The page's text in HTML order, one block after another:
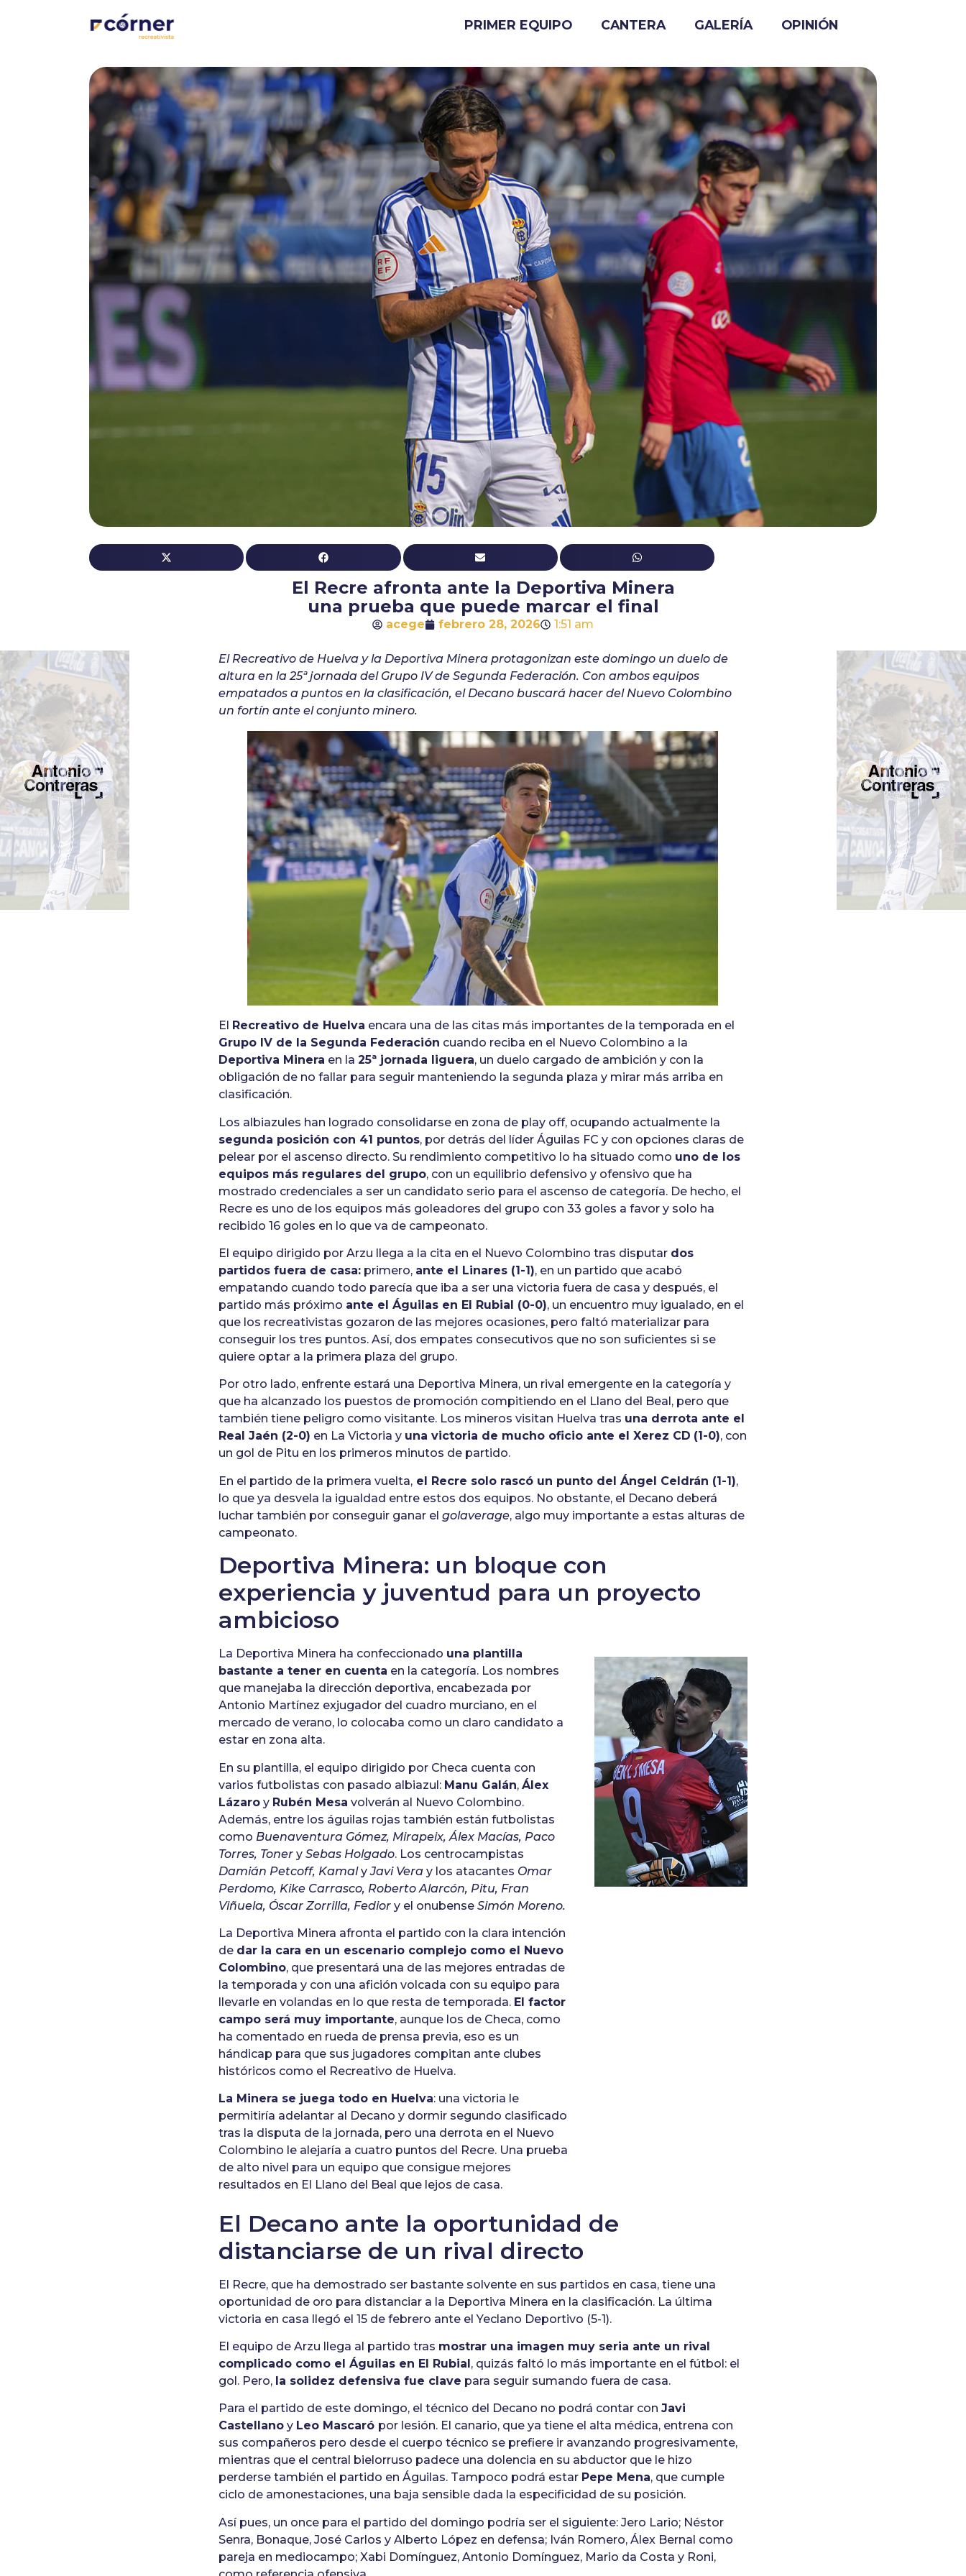
PRIMER EQUIPO CANTERA GALERÍA OPINIÓN
El Recre afronta ante la Deportiva Minera
una prueba que puede marcar el final
acege febrero 28, 2026 1:51 am
El Recreativo de Huelva y la Deportiva Minera protagonizan este domingo un duelo de
altura en la 25ª jornada del Grupo IV de Segunda Federación. Con ambos equipos
empatados a puntos en la clasificación, el Decano buscará hacer del Nuevo Colombino
un fortín ante el conjunto minero.
El Recreativo de Huelva encara una de las citas más importantes de la temporada en el
Grupo IV de la Segunda Federación cuando reciba en el Nuevo Colombino a la
Deportiva Minera en la25ª jornada liguera, un duelo cargado de ambición y con la
obligación de no fallar para seguir manteniendo la segunda plaza y mirar más arriba en
clasificación.
Los albiazules han logrado consolidarse en zona de play off, ocupando actualmente la
segunda posición con 41 puntos, por detrás del líder Águilas FC y con opciones claras de
pelear por el ascenso directo. Su rendimiento competitivo lo ha situado como uno de los
equipos más regulares del grupo, con un equilibrio defensivo y ofensivo que ha
mostrado credenciales a ser un candidato serio para el ascenso de categoría. De hecho, el
Recre es uno de los equipos más goleadores del grupo con 33 goles a favor y solo ha
recibido 16 goles en lo que va de campeonato.
El equipo dirigido por Arzu llega a la cita en el Nuevo Colombino tras disputar dos
partidos fuera de casa: primero, ante el Linares (1-1), en un partido que acabó
empatando cuando todo parecía que iba a ser una victoria fuera de casa y después, el
partido más próximo ante el Águilas en El Rubial (0-0), un encuentro muy igualado, en el
que los recreativistas gozaron de las mejores ocasiones, pero faltó materializar para
conseguir los tres puntos. Así, dos empates consecutivos que no son suficientes si se
quiere optar a la primera plaza del grupo.
Por otro lado, enfrente estará una Deportiva Minera, un rival emergente en la categoría y
que ha alcanzado los puestos de promoción compitiendo en el Llano del Beal, pero que
también tiene peligro como visitante. Los mineros visitan Huelva tras una derrota ante el
Real Jaén (2-0) en La Victoria y una victoria de mucho oficio ante el Xerez CD (1-0), con
un gol de Pitu en los primeros minutos de partido.
En el partido de la primera vuelta, el Recre solo rascó un punto del Ángel Celdrán (1-1),
lo que ya desvela la igualdad entre estos dos equipos. No obstante, el Decano deberá
luchar también por conseguir ganar elgolaverage, algo muy importante a estas alturas de
campeonato.
Deportiva Minera: un bloque con
experiencia y juventud para un proyecto
ambicioso
La Deportiva Minera ha confeccionado una plantilla
bastante a tener en cuenta en la categoría. Los nombres
que manejaba la dirección deportiva, encabezada por
Antonio Martínez exjugador del cuadro murciano, en el
mercado de verano, lo colocaba como un claro candidato a
estar en zona alta.
En su plantilla, el equipo dirigido por Checa cuenta con
varios futbolistas con pasado albiazul: Manu Galán,Álex
Lázaro y Rubén Mesa volverán al Nuevo Colombino.
Además, entre los águilas rojas también están futbolistas
como Buenaventura Gómez, Mirapeix, Álex Macías, Paco
Torres, Toner ySebas Holgado. Los centrocampistas
Damián Petcoff, KamalyJavi Vera y los atacantes Omar
Perdomo, Kike Carrasco, Roberto Alarcón, Pitu, Fran
Viñuela, Óscar Zorrilla, Fedior y el onubenseSimón Moreno.
La Deportiva Minera afronta el partido con la clara intención
de dar la cara en un escenario complejo como el Nuevo
Colombino, que presentará una de las mejores entradas de
la temporada y con una afición volcada con su equipo para
llevarle en volandas en lo que resta de temporada. El factor
campo será muy importante, aunque los de Checa, como
ha comentado en rueda de prensa previa, eso es un
hándicap para que sus jugadores compitan ante clubes
históricos como el Recreativo de Huelva.
La Minera se juega todo en Huelva: una victoria le
permitiría adelantar al Decano y dormir segundo clasificado
tras la disputa de la jornada, pero una derrota en el Nuevo
Colombino le alejaría a cuatro puntos del Recre. Una prueba
de alto nivel para un equipo que consigue mejores
resultados en El Llano del Beal que lejos de casa.
El Decano ante la oportunidad de
distanciarse de un rival directo
El Recre, que ha demostrado ser bastante solvente en sus partidos en casa, tiene una
oportunidad de oro para distanciar a la Deportiva Minera en la clasificación. La última
victoria en casa llegó el 15 de febrero ante el Yeclano Deportivo (5-1).
El equipo de Arzu llega al partido tras mostrar una imagen muy seria ante un rival
complicado como el Águilas en El Rubial, quizás faltó lo más importante en el fútbol: el
gol. Pero, la solidez defensiva fue clave para seguir sumando fuera de casa.
Para el partido de este domingo, el técnico del Decano no podrá contar conJavi
Castellano y Leo Mascaró por lesión. El canario, que ya tiene el alta médica, entrena con
sus compañeros pero desde el cuerpo técnico se prefiere ir avanzando progresivamente,
mientras que el central bielorruso padece una dolencia en su abductor que le hizo
perderse también el partido en Águilas. Tampoco podrá estar Pepe Mena, que cumple
ciclo de amonestaciones, una baja sensible dada la especificidad de su posición.
Así pues, un once para el partido del domingo podría ser el siguiente: Jero Lario; Néstor
Senra, Bonaque, José Carlos y Alberto López en defensa; Iván Romero, Álex Bernal como
pareja en mediocampo; Xabi Domínguez, Antonio Domínguez, Mario da Costa y Roni,